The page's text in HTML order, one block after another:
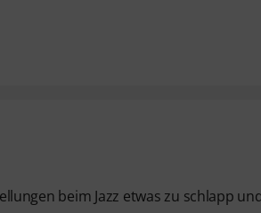
beim Jazz etwas zu schlapp